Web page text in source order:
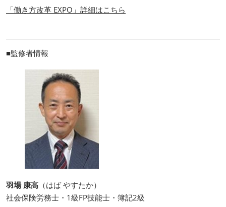
「働き方改革 EXPO」詳細はこちら
■監修者情報
羽場 康高 （はば やすたか）
社会保険労務士・1級FP技能士・簿記2級